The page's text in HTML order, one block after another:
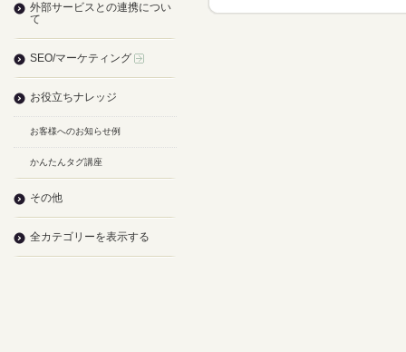
外部サービスとの連携につい
て
SEO/マーケティング
お役立ちナレッジ
お客様へのお知らせ例
かんたんタグ講座
その他
全カテゴリーを表示する